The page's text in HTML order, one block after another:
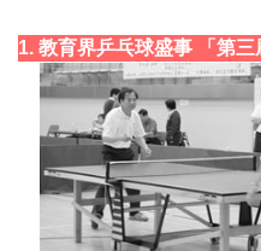
1. 教育界乒乓球盛事 「第